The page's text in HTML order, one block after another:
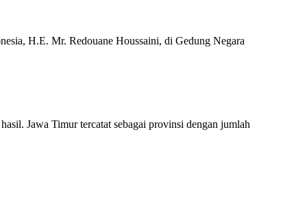
H.E. Mr. Redouane Houssaini, di Gedung Negara
Jawa Timur tercatat sebagai provinsi dengan jumlah